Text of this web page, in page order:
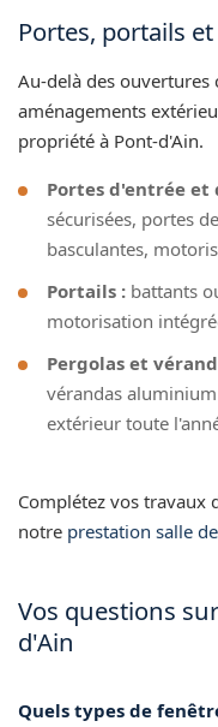
Portes, portails
Au-delà des ouvertures
aménagements
propriété à Pont-d'Ain.
Portes d'entrée et
sécurisées, portes
basculantes,
Portails : battants
motorisation
Pergolas et
vérandas
extérieur toute
Complétez vos travaux
notre prestation salle
Vos questions
d'Ain
Quels types de